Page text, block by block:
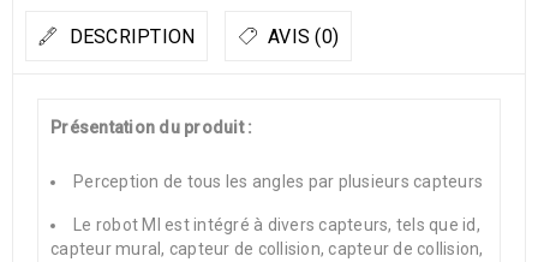
DESCRIPTION AVIS (0)
Présentation du produit :
Perception de tous les angles par plusieurs capteurs
Le robot MI est intégré à divers capteurs, tels que id,
capteur mural, capteur de collision, capteur de collision,